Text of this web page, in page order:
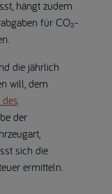
hängt zudem
für CO₂-
die jährlich
will, dem
der
sich die
ermitteln.